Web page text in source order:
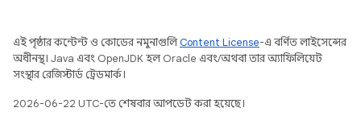
এই পৃষ্ঠার কন্টেন্ট ও কোডের নমুনাগুলিContent License-এ বর্ণিত লাইসেন্সের
অধীনস্থ। Java এবং OpenJDK হল Oracle এবং/অথবা তার অ্যাফিলিয়েট
সংস্থার রেজিস্টার্ড ট্রেডমার্ক।
2026-06-22 UTC-তে শেষবার আপডেট করা হয়েছে।